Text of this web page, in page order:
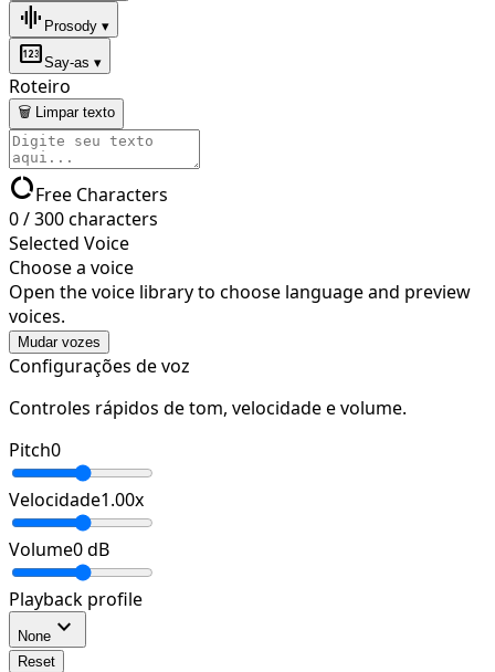
graphic_eq Prosody ▾
pinSay-as ▾
Roteiro
🗑 Limpar texto
data_usageFree Characters
0/300characters
Selected Voice
Choose a voice
Open the voice library to choose language and preview
voices.
Mudar vozes
Configurações de voz
Controles rápidos de tom, velocidade e volume.
Pitch0
Velocidade1.00x
Volume0dB
Playback profile
None expand_more
Reset